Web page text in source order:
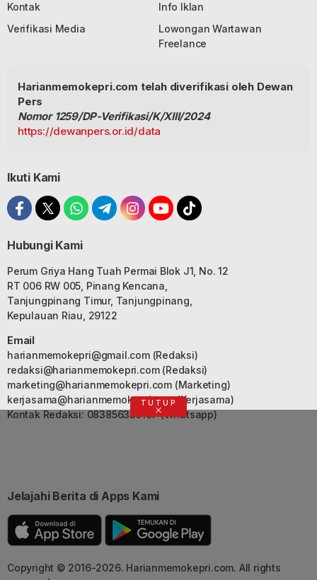
Kontak
Info Iklan
Verifikasi Media
Lowongan Wartawan
Freelance
Harianmemokepri.com telah diverifikasi oleh Dewan
Pers
Nomor 1259/DP-Verifikasi/K/XIII/2024
https://dewanpers.or.id/data
Ikuti Kami
Hubungi Kami
Perum Griya Hang Tuah Permai Blok J1, No. 12
RT 006 RW 005, Pinang Kencana,
Tanjungpinang Timur, Tanjungpinang,
Kepulauan Riau, 29122
Email
harianmemokepri@gmail.com(Redaksi)
redaksi@harianmemokepri.com(Redaksi)
marketing@harianmemokepri.com(Marketing)
kerjasama@harianmemokepri.com(Kerjasama)
Kontak Redaksi: 083856335187 (Whatsapp)
Jelajahi Berita di Apps Kami
Copyright © 2016-2026. Harianmemokepri.com. All rights
TUTUP